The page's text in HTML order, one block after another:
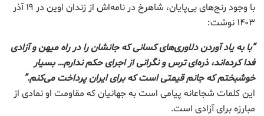
با وجود رنج‌های بی‌پایان، شاهرخ در نامه‌اش از زندان اوین در ۱۹ آذر
۱۴۰۳ نوشت:
“با به یاد آوردن دلاوری‌های کسانی که جانشان را در راه میهن و آزادی
فدا کرده‌اند، ذره‌ای ترس و نگرانی از اجرای حکم ندارم… بسیار
خوشبختم که جانم قیمتی است که برای ایران پرداخت می‌کنم.”
این کلمات شجاعانه پیامی است به جهانیان که مقاومت او نمادی از
مبارزه برای آزادی است.